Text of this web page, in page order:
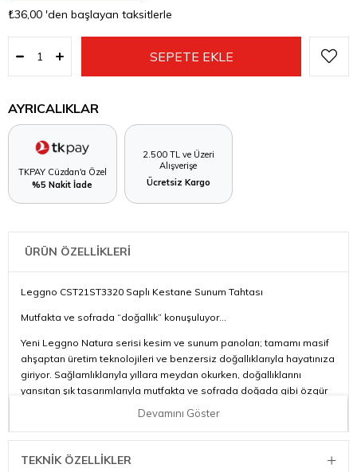
₺36,00 'den başlayan taksitlerle
AYRICALIKLAR
TKPAY Cüzdan'a Özel
%5 Nakit İade
2.500 TL ve Üzeri
Alışverişe
Ücretsiz Kargo
ÜRÜN ÖZELLİKLERİ
Leggno CST21ST3320 Saplı Kestane Sunum Tahtası
Mutfakta ve sofrada “doğallık” konuşuluyor…
Yeni Leggno Natura serisi kesim ve sunum panoları; tamamı masif
ahşaptan üretim teknolojileri ve benzersiz doğallıklarıyla hayatınıza
giriyor. Sağlamlıklarıyla yıllara meydan okurken, doğallıklarını
yansıtan şık tasarımlarıyla mutfakta ve sofrada doğada gibi özgür
hissetmenizi sağlıyor. Leggno Natura serisiyle tanışın, daha doğal
Devamını Göster
TEKNIK ÖZELLIKLER